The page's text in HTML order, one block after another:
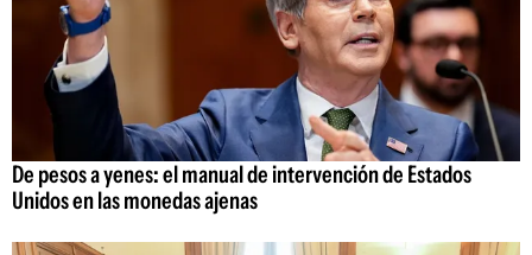
De pesos a yenes: el manual de intervención de Estados
Unidos en las monedas ajenas